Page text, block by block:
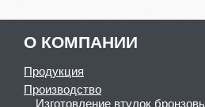
О КОМПАНИИ
Продукция
Производство
Изготовление втулок